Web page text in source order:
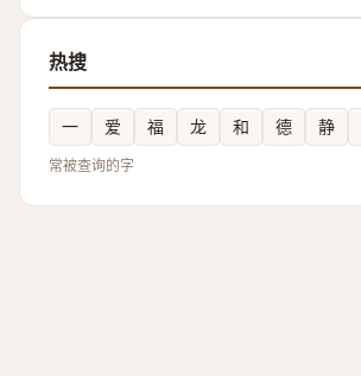
热搜
一 爱 福 龙 和 德 静
常被查询的字